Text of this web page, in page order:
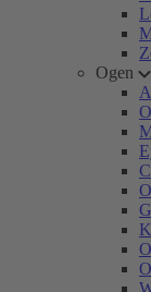
Ogen